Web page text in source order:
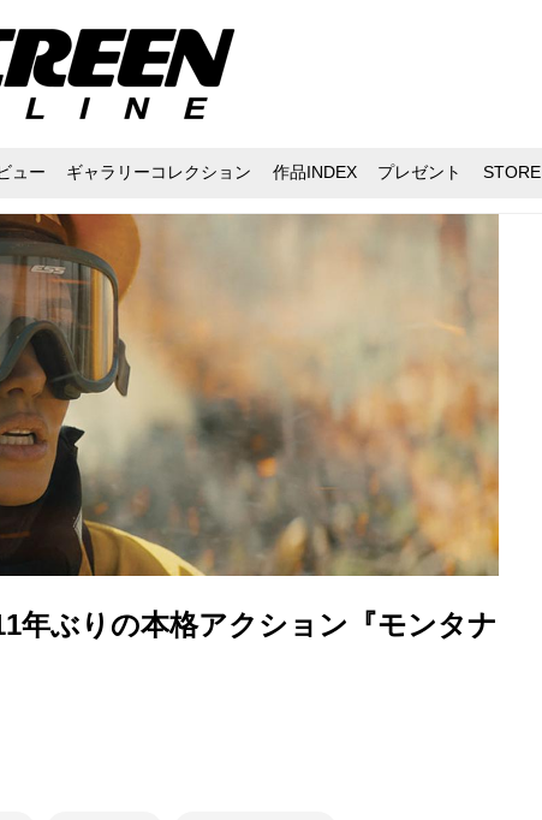
ュー ギャラリーコレクション 作品INDEX プレゼント STORE
年ぶりの本格アクション『モンタナ